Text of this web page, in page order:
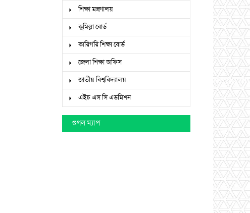
শিক্ষা মন্ত্রণালয়
কুমিল্লা বোর্ড
কারিগরি শিক্ষা বোর্ড
জেলা শিক্ষা অফিস
জাতীয় বিশ্ববিদ্যালয়
এইচ এস সি এডমিশন
গুগল ম্যাপ